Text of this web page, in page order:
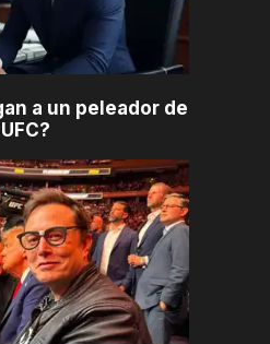
a un peleador de
UFC?